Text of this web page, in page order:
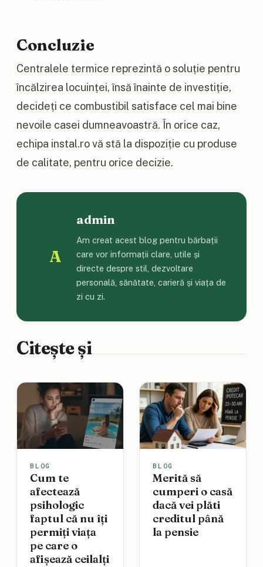
Concluzie
Centralele termice reprezintă o soluție pentru
încălzirea locuinței, însă înainte de investiție,
decideți ce combustibil satisface cel mai bine
nevoile casei dumneavoastră. În orice caz,
echipa instal.ro vă stă la dispoziție cu produse
de calitate, pentru orice decizie.
A
admin
Am creat acest blog pentru bărbații
care vor informații clare, utile și
directe despre stil, dezvoltare
personală, sănătate, carieră și viața de
zi cu zi.
Citește și
BLOG
Cum te
afectează
psihologic
faptul că nu îți
permiți viața
pe care o
afișează ceilalți
BLOG
Merită să
cumperi o casă
dacă vei plăti
creditul până
la pensie